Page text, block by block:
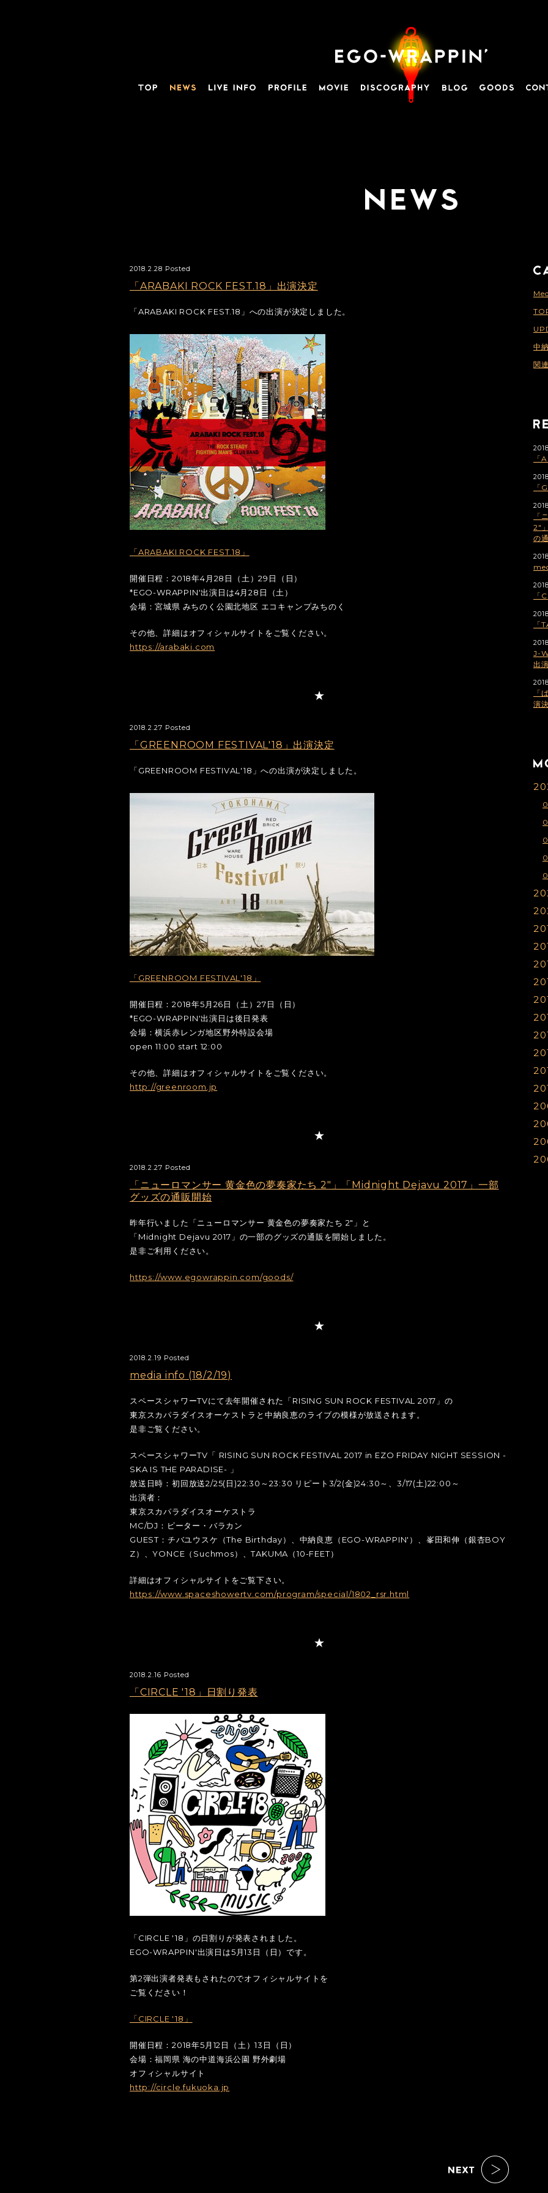
2018.2.28 Posted
「ARABAKI ROCK FEST.18」出演決定
「ARABAKI ROCK FEST.18」への出演が決定しました。
「ARABAKI ROCK FEST.18」
開催日程：2018年4月28日（土）29日（日）
*EGO-WRAPPIN'出演日は4月28日（土）
会場：宮城県 みちのく公園北地区 エコキャンプみちのく
その他、詳細はオフィシャルサイトをご覧ください。
https://arabaki.com
2018.2.27 Posted
「GREENROOM FESTIVAL'18」出演決定
「GREENROOM FESTIVAL'18」への出演が決定しました。
「GREENROOM FESTIVAL'18」
開催日程：2018年5月26日（土）27日（日）
*EGO-WRAPPIN'出演日は後日発表
会場：横浜赤レンガ地区野外特設会場
open 11:00 start 12:00
その他、詳細はオフィシャルサイトをご覧ください。
http://greenroom.jp
2018.2.27 Posted
「ニューロマンサー 黄金色の夢奏家たち 2"」「Midnight Dejavu 2017」一部
グッズの通販開始
昨年行いました「ニューロマンサー 黄金色の夢奏家たち 2"」と
「Midnight Dejavu 2017」の一部のグッズの通販を開始しました。
是非ご利用ください。
https://www.egowrappin.com/goods/
2018.2.19 Posted
media info (18/2/19)
スペースシャワーTVにて去年開催された「RISING SUN ROCK FESTIVAL 2017」の
東京スカパラダイスオーケストラと中納良恵のライブの模様が放送されます。
是非ご覧ください。
スペースシャワーTV「​ RISING SUN ROCK FESTIVAL 2017 in EZO FRIDAY NIGHT SESSION -
SKA IS THE PARADISE- ​」
放送日時：初回放送2/25(日)22:30～23:30 リピート3/2(金)24:30～、3/17(土)22:00～
出演者：
東京スカパラダイスオーケストラ
MC/DJ：ピーター・バラカン
GUEST：チバユウスケ（The Birthday）、中納良恵（EGO-WRAPPIN'）、峯田和伸（銀杏BOY
Z）、YONCE（Suchmos）、TAKUMA（10-FEET）
詳細はオフィシャルサイトをご覧下さい。
https://www.spaceshowertv.com/program/special/1802_rsr.html
2018.2.16 Posted
「CIRCLE '18」日割り発表
「CIRCLE '18」の日割りが発表されました。
EGO-WRAPPIN'出演日は5月13日（日）です。
第2弾出演者発表もされたのでオフィシャルサイトを
ご覧ください！
「CIRCLE '18」
開催日程：2018年5月12日（土）13日（日）
会場：福岡県 海の中道海浜公園 野外劇場
オフィシャルサイト
http://circle.fukuoka.jp
中
関
「
「
「
2"
の
「
「
J-
出
「
演
11
10
12
11
12
11
12
11
10
12
11
12
11
10
12
11
12
11
12
11
12
11
12